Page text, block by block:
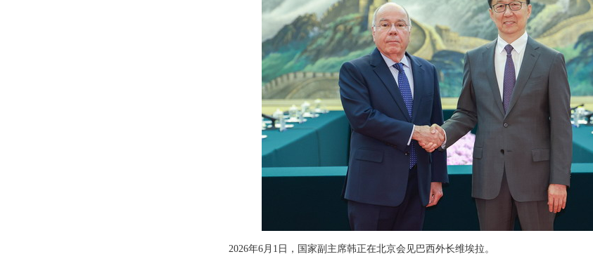
2026年6月1日，国家副主席韩正在北京会见巴西外长维埃拉。